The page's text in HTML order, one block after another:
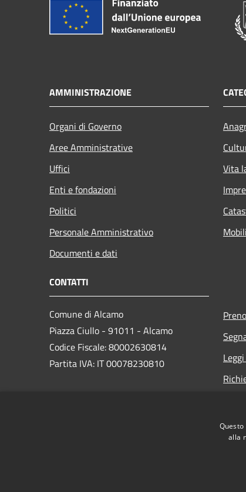
AMMINISTRAZIONE
Organi di Governo
Aree Amministrative
Uffici
Enti e fondazioni
Politici
Personale Amministrativo
Documenti e dati
Vita
CONTATTI
Comune di Alcamo
Piazza Ciullo - 91011 - Alcamo
Codice Fiscale: 80002630814
Partita IVA: IT 00078230810
alla